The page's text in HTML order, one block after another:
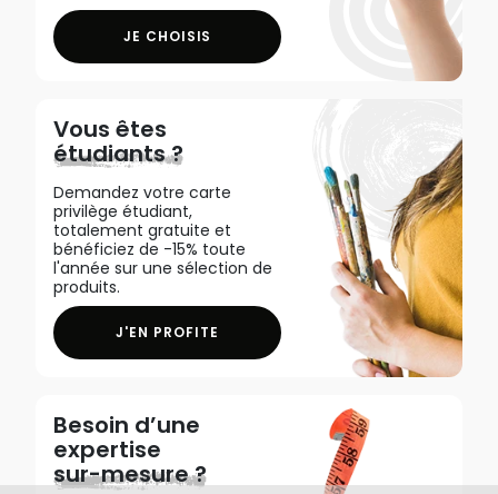
JE CHOISIS
Vous êtes
étudiants ?
Demandez votre carte
privilège étudiant,
totalement gratuite et
bénéficiez de -15% toute
l'année sur une sélection de
produits.
J'EN PROFITE
Besoin d’une
expertise
sur-mesure ?